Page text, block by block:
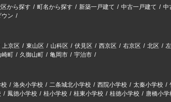
から探す 町名から探す 新築一戸建て 中古一戸建て
中
ウン
上京区 東山区 山科区 伏見区 西京区 右京区 北区
崎町 久御山町 亀岡市 宇治市
洛央小学校 二条城北小学校 西院小学校 太秦小学校
鳳徳小学校 桂小学校 桂東小学校 桂徳小学校
唐橋小学